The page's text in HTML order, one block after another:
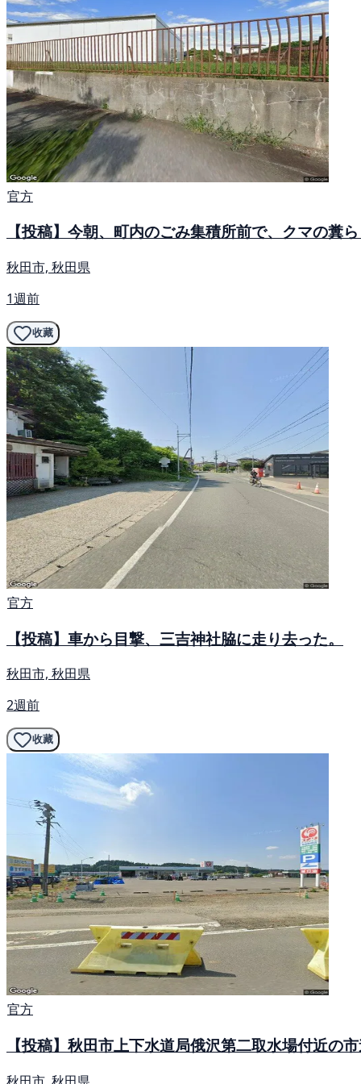
官方
【投稿】今朝、町内のごみ集積所前で、クマの糞
秋田市, 秋田県
1週前
收藏
官方
【投稿】車から目撃、三吉神社脇に走り去った。
秋田市, 秋田県
2週前
收藏
官方
【投稿】秋田市上下水道局俄沢第二取水場付近